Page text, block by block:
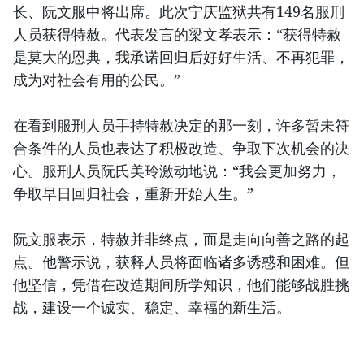
长、阮文服中将出席。此次宁庆监狱共有149名服刑
人员获得特赦。代表发言的梁文孝表示：“获得特赦
是莫大的恩典，我承诺回归后好好生活、不再犯罪，
成为对社会有用的公民。”
在看到服刑人员手持特赦决定的那一刻，许多暂未符
合条件的人员也表达了积极改造、争取下次机会的决
心。服刑人员阮氏美玲激动地说：“我会更加努力，
争取早日回归社会，重新开始人生。”
阮文服表示，特赦并非终点，而是走向向善之路的起
点。他警示说，获释人员将面临诸多诱惑和困难。但
他坚信，凭借在改造期间所学知识，他们能够战胜挑
战，建设一个诚实、稳定、幸福的新生活。